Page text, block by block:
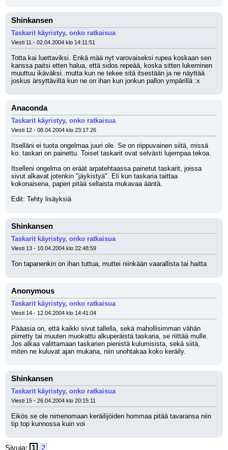
Shinkansen
Taskarit käyristyy, onko ratkaisua
Viesti 11 - 02.04.2004 klo 14:11:51
Totta kai luettaviksi. Enkä mää nyt varovaiseksi rupea koskaan sen
kanssa paitsi etten halua, että sidos repeää, koska sitten lukeminen
muuttuu ikäväksi..mutta kun ne tekee sitä itsestään ja ne näyttää
joskus ärsyttäviltä kun ne on ihan kun jonkun pallon ympärillä :x
Anaconda
Taskarit käyristyy, onko ratkaisua
Viesti 12 - 08.04.2004 klo 23:17:26
Itselläni ei tuota ongelmaa juuri ole. Se on riippuvainen siitä, missä
ko. taskari on painettu. Toiset taskarit ovat selvästi lujempaa tekoa.
Itselleni ongelma on eräät arpatehtaassa painetut taskarit, joissa
sivut alkavat jotenkin "jäykistyä". Eli kun taskaria taittaa
kokonaisena, paperi pitää sellaista mukavaa ääntä.
Edit: Tehty lisäyksiä
Shinkansen
Taskarit käyristyy, onko ratkaisua
Viesti 13 - 10.04.2004 klo 22:48:59
Ton tapanenkin on ihan tuttua, muttei niinkään vaarallista tai haitta
Anonymous
Taskarit käyristyy, onko ratkaisua
Viesti 14 - 12.04.2004 klo 14:41:04
Pääasia on, että kaikki sivut tallella, sekä mahollisimman vähän
piirretty tai muuten muokattu alkuperäistä taskaria, se riittää mulle.
Jos alkaa valittamaan taskarien pienistä kulumisista, sekä siitä,
miten ne kuluvat ajan mukana, niin unohtakaa koko keräily.
Shinkansen
Taskarit käyristyy, onko ratkaisua
Viesti 15 - 26.04.2004 klo 20:15:11
Eikös se ole nimenomaan keräilijöiden hommaa pitää tavaransa niin
tip top kunnossa kuin voi
Sivuja: 1 2